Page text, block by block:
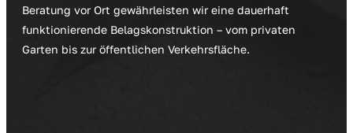
Beratung vor Ort gewährleisten wir eine dauerhaft
funktionierende Belagskonstruktion – vom privaten
Garten bis zur öffentlichen Verkehrsfläche.